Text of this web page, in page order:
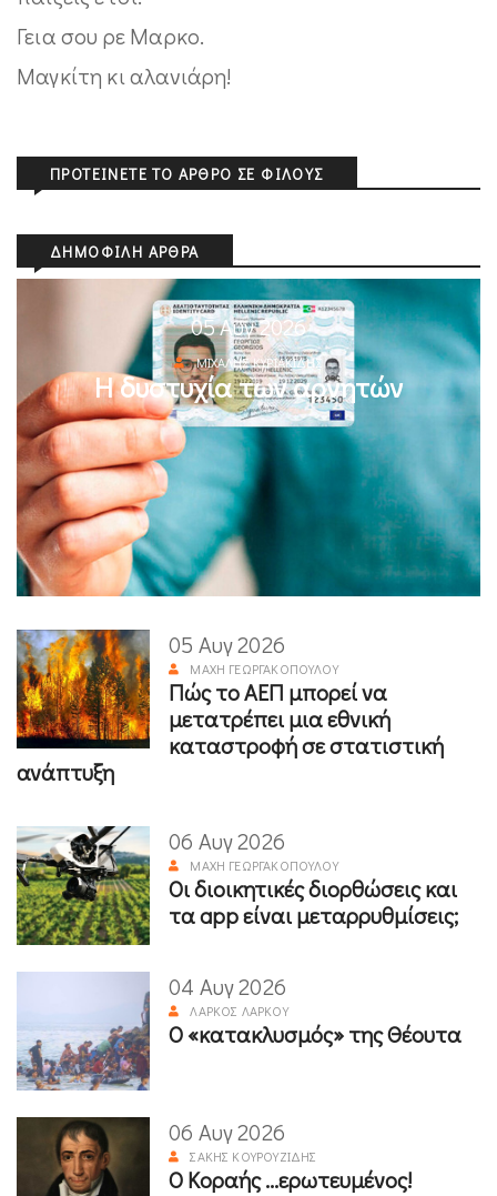
Γεια σου ρε Μαρκο.
Μαγκίτη κι αλανιάρη!
ΠΡΟΤΕΊΝΕΤΕ ΤΟ ΆΡΘΡΟ ΣΕ ΦΊΛΟΥΣ
ΔΗΜΟΦΙΛΉ ΆΡΘΡΑ
05 Αυγ 2026
ΜΙΧΆΛΗΣ ΚΥΡΙΑΚΊΔΗΣ
Η δυστυχία των αρνητών
05 Αυγ 2026
ΜΆΧΗ ΓΕΩΡΓΑΚΟΠΟΎΛΟΥ
Πώς το ΑΕΠ μπορεί να
μετατρέπει μια εθνική
καταστροφή σε στατιστική
ανάπτυξη
06 Αυγ 2026
ΜΆΧΗ ΓΕΩΡΓΑΚΟΠΟΎΛΟΥ
Οι διοικητικές διορθώσεις και
τα app είναι μεταρρυθμίσεις;
04 Αυγ 2026
ΛΆΡΚΟΣ ΛΆΡΚΟΥ
Ο «κατακλυσμός» της Θέουτα
06 Αυγ 2026
ΣΆΚΗΣ ΚΟΥΡΟΥΖΊΔΗΣ
Ο Κοραής ...ερωτευμένος!